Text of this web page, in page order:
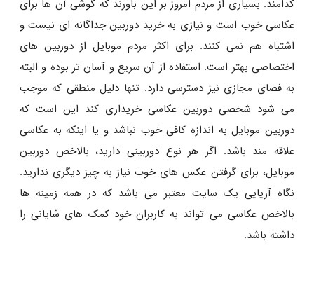
کدامند. بسیاری از مردم امروز بر این باورند که گوشی آن ها برای
عکاسی خوب است و نیازی به خرید دوربین جداگانه ای نیست و
اشتباه هم نمی کنند. برای اکثر مردم موبایل از دوربین های
اختصاصی بهتر است. استفاده از آن سریع و آسان تر بوده و البته
به فضای مجازی نیز دسترسی دارد. تنها دلیل منطقی که موجب
می شود شخصی دوربین عکاسی خریداری کند این است که
دوربین موبایل به اندازه کافی خوب نباشد و یا اینکه به عکاسی
علاقه مند باشد. اگر هر نوع دوربینی دارید، بالاخص دوربین
موبایل، برای گرفتن عکس های خوب نیاز به چیز دیگری ندارید.
نگاه آریایی یک سایت معتبر می باشد که در همه زمینه ها
بالاخص عکاسی می تواند به کاربران خود کمک های شایانی را
داشته باشد.